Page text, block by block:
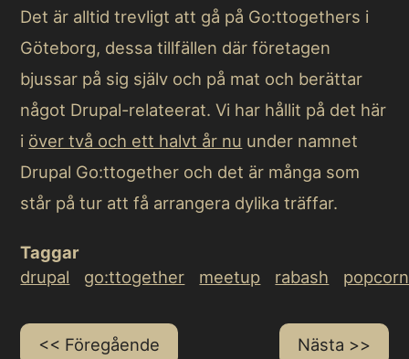
Det är alltid trevligt att gå på Go:ttogethers i
Göteborg, dessa tillfällen där företagen
bjussar på sig själv och på mat och berättar
något Drupal-relateerat. Vi har hållit på det här
i över två och ett halvt år nu under namnet
Drupal Go:ttogether och det är många som
står på tur att få arrangera dylika träffar.
Taggar
drupal
go:ttogether meetup rabash popcorn
Föregående Nästa